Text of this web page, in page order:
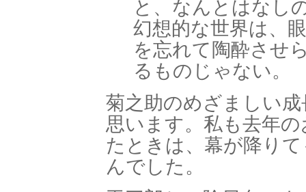
と、なんとはなし
幻想的な世界は、
を忘れて陶酔させ
るものじゃない。
菊之助のめざましい
思います。私も去年
たときは、幕が降り
んでした。